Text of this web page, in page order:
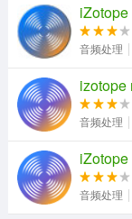
音频处理
izotope
音频处理
音频处理